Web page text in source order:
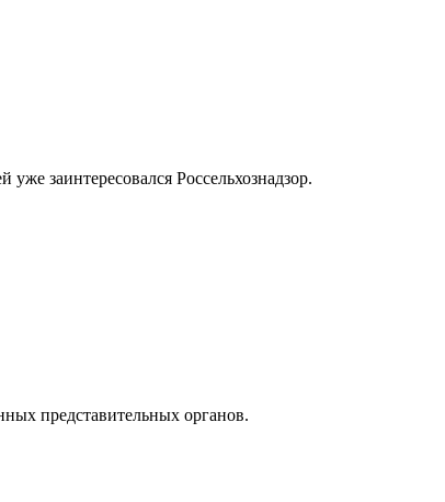
заинтересовался Россельхознадзор.
представительных органов.